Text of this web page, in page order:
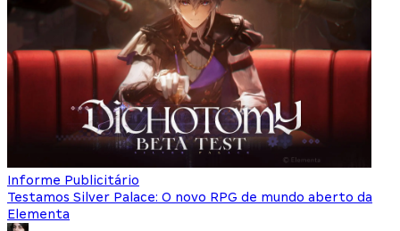
Informe Publicitário
Testamos Silver Palace: O novo RPG de mundo aberto da
Elementa